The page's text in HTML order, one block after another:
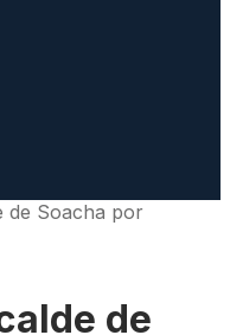
de Soacha por
de